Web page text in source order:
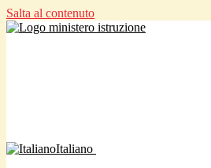
Salta al contenuto
Italiano